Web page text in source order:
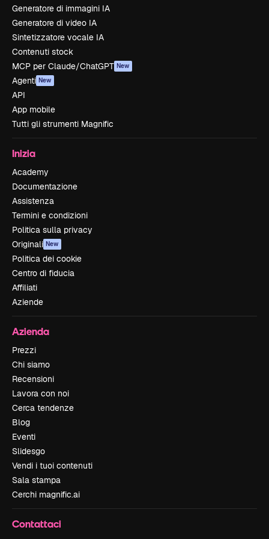
Generatore di immagini IA
Generatore di video IA
Sintetizzatore vocale IA
Contenuti stock
MCP per Claude/ChatGPT New
Agenti New
API
App mobile
Tutti gli strumenti Magnific
Inizia
Academy
Documentazione
Assistenza
Termini e condizioni
Politica sulla privacy
Originali New
Politica dei cookie
Centro di fiducia
Affiliati
Aziende
Azienda
Prezzi
Chi siamo
Recensioni
Lavora con noi
Cerca tendenze
Blog
Eventi
Slidesgo
Vendi i tuoi contenuti
Sala stampa
Cerchi magnific.ai
Contattaci